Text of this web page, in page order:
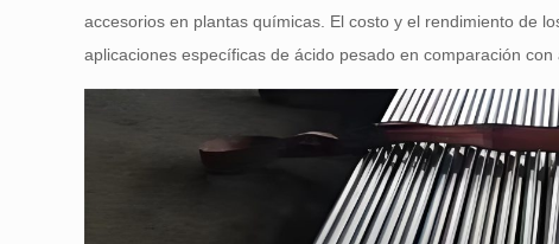
accesorios en plantas químicas. El costo y el rendimiento de
aplicaciones específicas de ácido pesado en comparación